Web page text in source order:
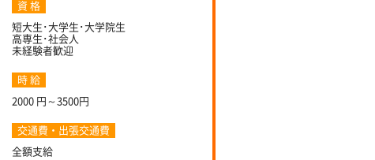
資 格
短大生･大学生･大学院生
高専生･社会人
未経験者歓迎
時 給
2000 円～3500円
交通費・出張交通費
全額支給